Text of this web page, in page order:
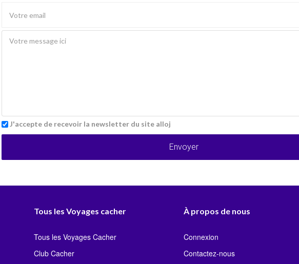
J'accepte de recevoir la newsletter du site alloj
Envoyer
Tous les Voyages cacher
Tous les Voyages Cacher
Club Cacher
À propos de nous
Connexion
Contactez-nous